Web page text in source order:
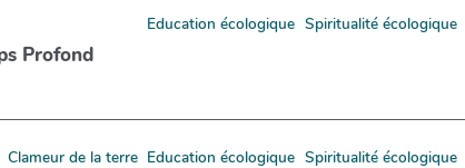
Profond
Education écologique Spiritualité écologique
Clameur de la terre Education écologique Spiritualité écologique